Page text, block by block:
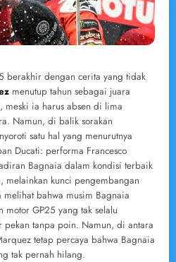
berakhir dengan cerita yang tidak
menutup tahun sebagai juara
ia harus absen di lima
Namun, di balik sorakan
satu hal yang menurutnya
Ducati: performa Francesco
Bagnaia dalam kondisi terbaik
melainkan kunci pengembangan
bahwa musim Bagnaia
GP25 yang tak selalu
pekan tanpa poin. Namun, di antara
tetap percaya bahwa Bagnaia
tak pernah hilang.